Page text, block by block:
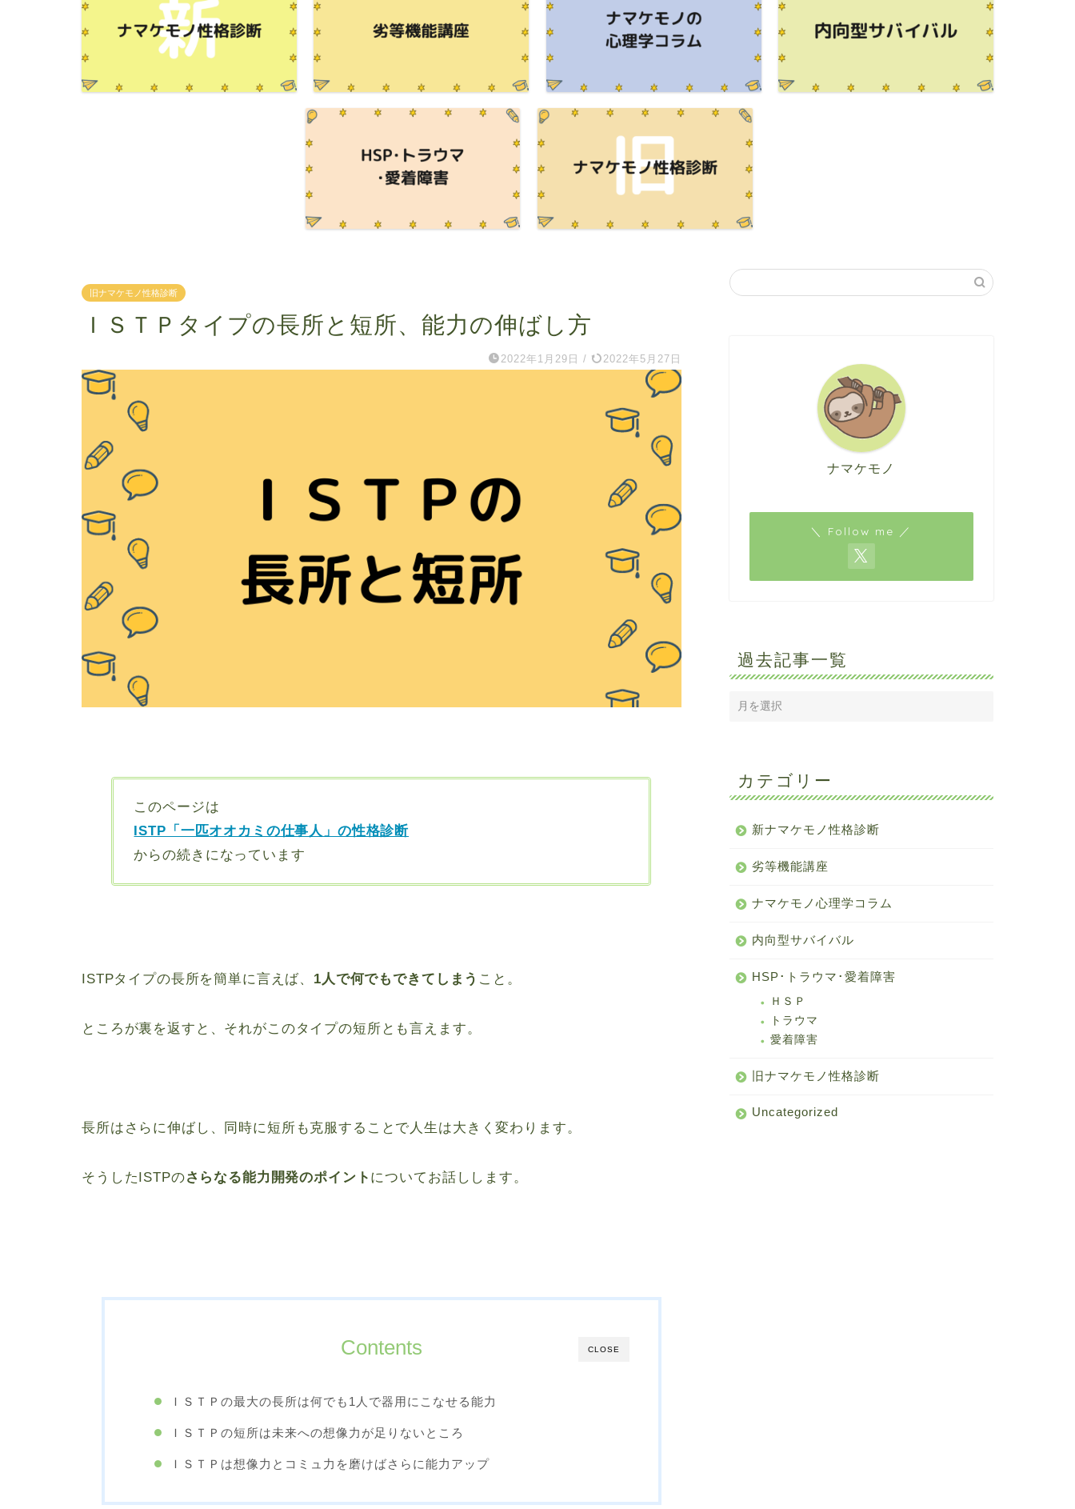
旧ナマケモノ性格診断
ＩＳＴＰタイプの長所と短所、能力の伸ばし方
2022年1月29日 / 2022年5月27日
このページは
ISTP「一匹オオカミの仕事人」の性格診断
からの続きになっています
ISTPタイプの長所を簡単に言えば、 1人で何でもできてしまう こと。
ところが裏を返すと、それがこのタイプの短所とも言えます。
長所はさらに伸ばし、同時に短所も克服することで人生は大きく変わります。
そうしたISTPのさらなる能力開発のポイント についてお話しします。
CLOSE
Contents
ＩＳＴＰの最大の長所は何でも1人で器用にこなせる能力
ＩＳＴＰの短所は未来への想像力が足りないところ
ＩＳＴＰは想像力とコミュ力を磨けばさらに能力アップ
ナマケモノ
＼ Follow me ／
過去記事一覧
カテゴリー
新ナマケモノ性格診断
劣等機能講座
ナマケモノ心理学コラム
内向型サバイバル
HSP･トラウマ･愛着障害
ＨＳＰ
トラウマ
愛着障害
旧ナマケモノ性格診断
Uncategorized